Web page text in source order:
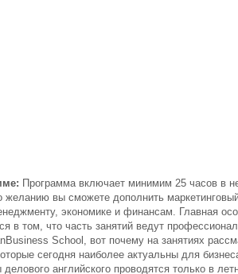
Программа включает минимим 25 часов в
желанию вы сможете дополнить
экономике и финансам. Главная
в том, что часть занятий ведут
Business School , вот почему на занятиях
сегодня наиболее актуальны для
английского проводятся только в